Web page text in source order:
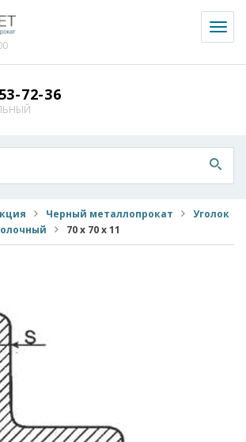
72-36
Черный металлопрокат
Уголок
70 х 70 х 11